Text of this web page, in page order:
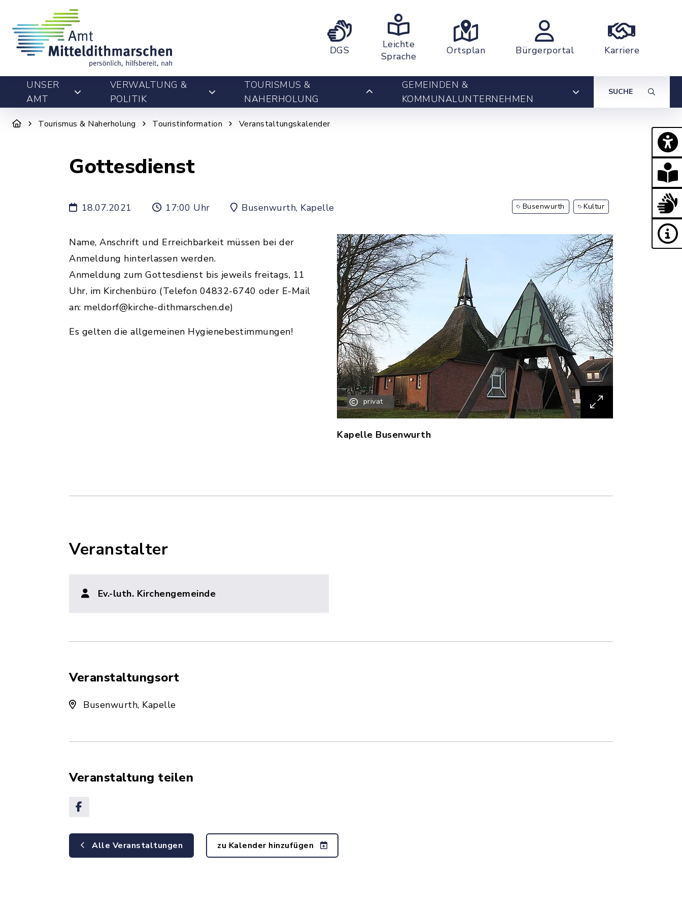
DGS
Leichte
Sprache
Ortsplan Bürgerportal Karriere
UNSER
AMT
VERWALTUNG &
POLITIK
TOURISMUS &
NAHERHOLUNG
GEMEINDEN &
KOMMUNALUNTERNEHMEN
SUCHE
Tourismus & Naherholung Touristinformation Veranstaltungskalender
Gottesdienst
18.07.2021 17:00 Uhr Busenwurth, Kapelle Busenwurth Kultur
privat
Kapelle Busenwurth
Name, Anschrift und Erreichbarkeit müssen bei der
Anmeldung hinterlassen werden.
Anmeldung zum Gottesdienst bis jeweils freitags, 11
Uhr, im Kirchenbüro (Telefon 04832-6740 oder E-Mail
an: meldorf@kirche-dithmarschen.de)
Es gelten die allgemeinen Hygienebestimmungen!
Veranstalter
Ev.-luth. Kirchengemeinde
Veranstaltungsort
Busenwurth, Kapelle
Veranstaltung teilen
Alle Veranstaltungen zu Kalender hinzufügen